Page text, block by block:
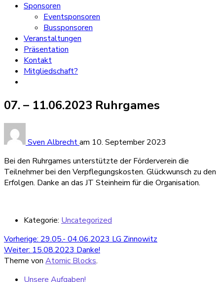
Sponsoren
Eventsponsoren
Bussponsoren
Veranstaltungen
Präsentation
Kontakt
Mitgliedschaft?
07. – 11.06.2023 Ruhrgames
Sven Albrechtam 10. September 2023
Bei den Ruhrgames unterstützte der Förderverein die
Teilnehmer bei den Verpflegungskosten. Glückwunsch zu den
Erfolgen. Danke an das JT Steinheim für die Organisation.
Kategorie: Uncategorized
Beitragsnavigation
Vorherige: Vorheriger
Beitrag:
29.05.- 04.06.2023 LG Zinnowitz
Weiter: Nächster
Beitrag:
15.08.2023 Danke!
Theme von Atomic Blocks.
Unsere Aufgaben!